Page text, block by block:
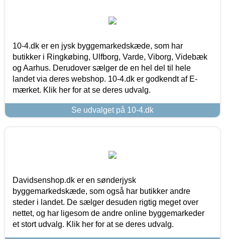
10-4.dk er en jysk byggemarkedskæde, som har
butikker i Ringkøbing, Ulfborg, Varde, Viborg, Videbæk
og Aarhus. Derudover sælger de en hel del til hele
landet via deres webshop. 10-4.dk er godkendt af E-
mærket. Klik her for at se deres udvalg.
Se udvalget på 10-4.dk
Davidsenshop.dk er en sønderjysk
byggemarkedskæde, som også har butikker andre
steder i landet. De sælger desuden rigtig meget over
nettet, og har ligesom de andre online byggemarkeder
et stort udvalg. Klik her for at se deres udvalg.